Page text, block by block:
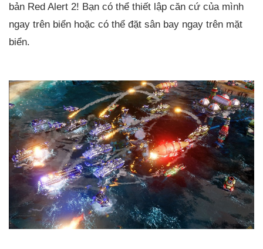
bản Red Alert 2! Bạn có thể thiết lập căn cứ của mình
ngay trên biển hoặc có thể đặt sân bay ngay trên mặt
biển.